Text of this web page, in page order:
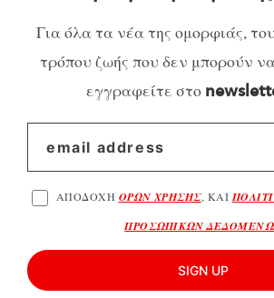
Για όλα τα νέα της ομορφιάς,
τρόπου ζωής που δεν μπορούν
εγγραφείτε στο
ΑΠΟΔΟΧΗ ΟΡΩΝ ΧΡΗΣΗΣ, ΚΑΙ
ΠΡΟΣΩΠΙΚΩΝ
SIGN UP